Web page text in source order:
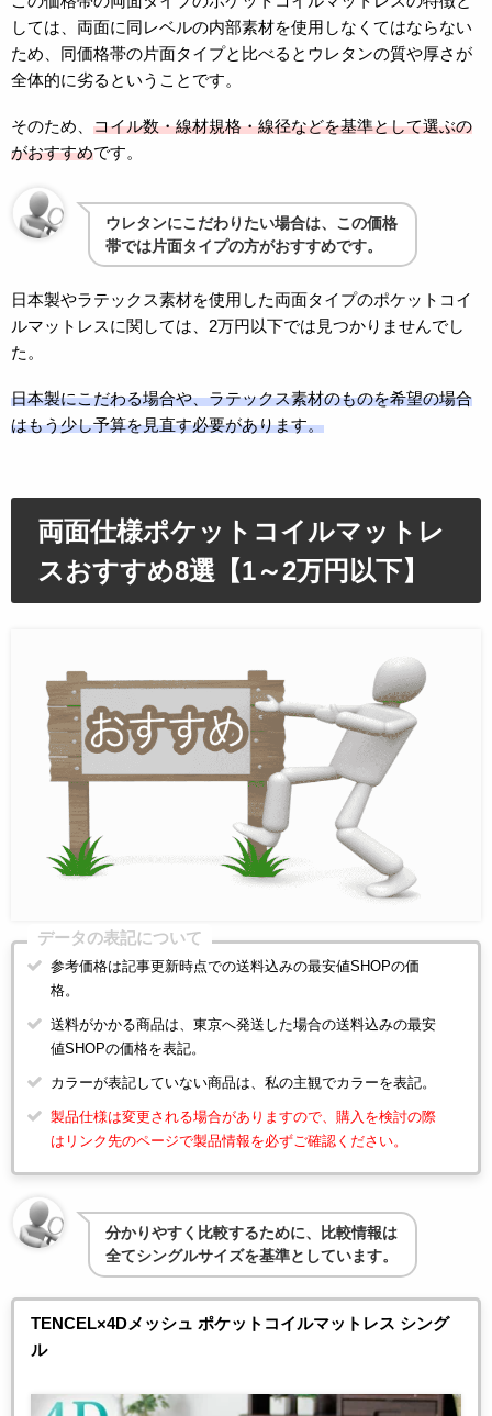
しては、両面に同レベルの内部素材を使用しなくてはならない
ため、同価格帯の片面タイプと比べるとウレタンの質や厚さが
全体的に劣るということです。
そのため、 コイル数・線材規格・線径などを基準として選ぶの
がおすすめです。
ウレタンにこだわりたい場合は、この価格
帯では片面タイプの方がおすすめです。
日本製やラテックス素材を使用した両面タイプのポケットコイ
ルマットレスに関しては、2万円以下では見つかりませんでし
た。
日本製にこだわる場合や、ラテックス素材のものを希望の場合
はもう少し予算を見直す必要があります。
両面仕様ポケットコイルマットレ
スおすすめ8選【1～2万円以下】
データの表記について
参考価格は記事更新時点での送料込みの最安値SHOPの価
格。
送料がかかる商品は、東京へ発送した場合の送料込みの最安
値SHOPの価格を表記。
カラーが表記していない商品は、私の主観でカラーを表記。
製品仕様は変更される場合がありますので、購入を検討の際
はリンク先のページで製品情報を必ずご確認ください。
分かりやすく比較するために、比較情報は
全てシングルサイズを基準としています。
TENCEL×4Dメッシュ ポケットコイルマットレス シング
ル